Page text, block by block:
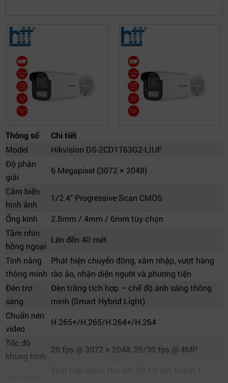
Thông số
Chi tiết
Model
Hikvision DS-2CD1T63G2-LIUF
Độ phân
giải
6 Megapixel (3072 × 2048)
Cảm biến
hình ảnh
1/2.4" Progressive Scan CMOS
Ống kính
2.8mm / 4mm / 6mm tùy chọn
Tầm nhìn
hồng ngoại
Lên đến 40 mét
Tính năng
thông minh
Phát hiện chuyển động, xâm nhập, vượt hàng
rào ảo, nhận diện người và phương tiện
Đèn trợ
sáng
Đèn trắng tích hợp – chế độ ánh sáng thông
minh (Smart Hybrid Light)
Chuẩn nén
video
H.265+/H.265/H.264+/H.264
Tốc độ
khung hình
20 fps @ 3072 × 2048, 25/30 fps @ 4MP